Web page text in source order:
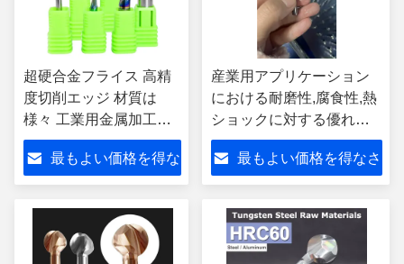
超硬合金フライス 高精
度切削エッジ 材質は
様々 工業用金属加工用
途に適しています
最もよい価格を得な
産業用アプリケーション
における耐磨性,腐食性,熱
ショックに対する優れた
耐久性を提供するスパー
ル・カービッドフレスリ
ングツール
最もよい価格を得なさ